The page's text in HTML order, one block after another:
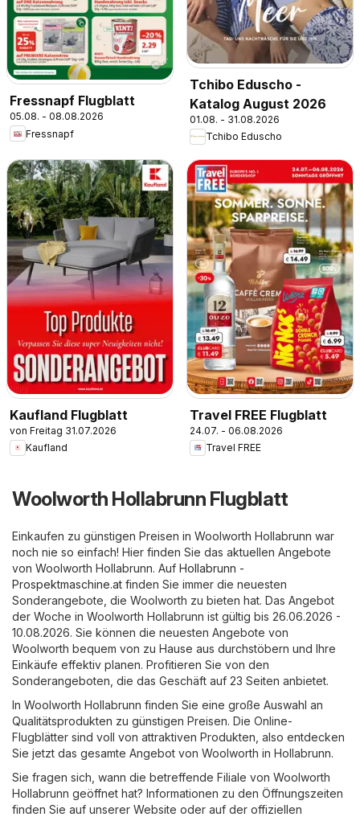
Fressnapf Flugblatt
05.08. - 08.08.2026
Fressnapf
Tchibo Eduscho -
Katalog August 2026
01.08. - 31.08.2026
Tchibo Eduscho
Kaufland Flugblatt
von Freitag 31.07.2026
Kaufland
Travel FREE Flugblatt
24.07. - 06.08.2026
Travel FREE
Woolworth Hollabrunn Flugblatt
Einkaufen zu günstigen Preisen in Woolworth Hollabrunn war
noch nie so einfach! Hier finden Sie das aktuellen Angebote
von Woolworth Hollabrunn. Auf Hollabrunn -
Prospektmaschine.at finden Sie immer die neuesten
Sonderangebote, die Woolworth zu bieten hat. Das Angebot
der Woche in Woolworth Hollabrunn ist gültig bis 26.06.2026 -
10.08.2026. Sie können die neuesten Angebote von
Woolworth bequem von zu Hause aus durchstöbern und Ihre
Einkäufe effektiv planen. Profitieren Sie von den
Sonderangeboten, die das Geschäft auf 23 Seiten anbietet.
In Woolworth Hollabrunn finden Sie eine große Auswahl an
Qualitätsprodukten zu günstigen Preisen. Die Online-
Flugblätter sind voll von attraktiven Produkten, also entdecken
Sie jetzt das gesamte Angebot von Woolworth in Hollabrunn.
Sie fragen sich, wann die betreffende Filiale von Woolworth
Hollabrunn geöffnet hat? Informationen zu den Öffnungszeiten
finden Sie auf unserer Website oder auf der offiziellen